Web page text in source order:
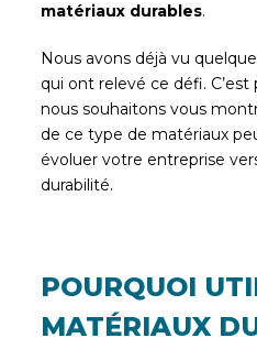
matériaux durables.
Nous avons déjà vu
qui ont relevé ce défi.
nous souhaitons vous
de ce type de matériaux
évoluer votre entreprise
durabilité.
POURQUOI
MATÉRIAUX